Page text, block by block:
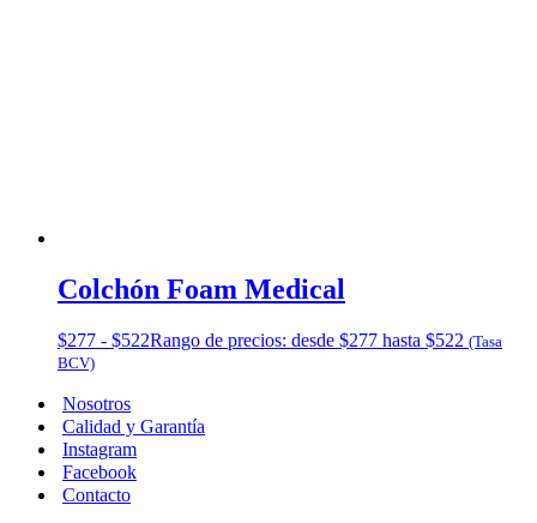
Colchón Foam Medical
$277 - $522Rango de precios: desde $277 hasta $522 (Tasa
BCV)
Nosotros
Calidad y Garantía
Instagram
Facebook
Contacto